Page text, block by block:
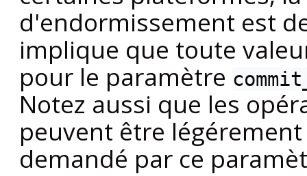
d'endormissement est
implique que toute
pour le paramètre
Notez aussi que les
peuvent être
demandé par ce